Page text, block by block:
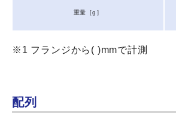
重量［g］
※1 フランジから( )mmで計測
配列